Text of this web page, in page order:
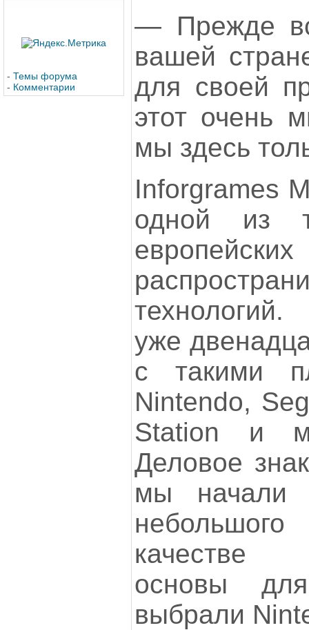
- Темы форума
- Комментарии
— Прежде
вашей
для своей
этот очень
мы здесь
Inforgrames
одной из
уже
с такими
Nintendo,
Station и
Деловое
мы начали
качестве
основы для
выбрали